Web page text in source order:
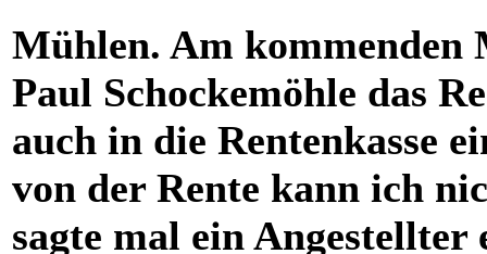
Mühlen. Am
Paul Schockemöhle das
auch in die Rentenkasse
von der Rente kann ich
sagte mal ein